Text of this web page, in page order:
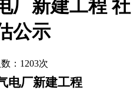
厂新建工程 社
公示
：1203次
电厂新建工程